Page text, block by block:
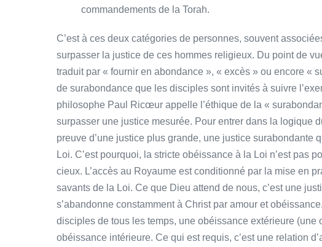
commandements de la Torah.
C’est à ces deux catégories de personnes, souvent
surpasser la justice de ces hommes religieux. Du point de
traduit par « fournir en abondance », « excès » ou encore «
de surabondance que les disciples sont invités à suivre
philosophe Paul Ricœur appelle l’éthique de la «
surpasser une justice mesurée. Pour entrer dans la logique
preuve d’une justice plus grande, une justice surabondante
Loi. C’est pourquoi, la stricte obéissance à la Loi n’est pas
cieux. L’accès au Royaume est conditionné par la mise en
savants de la Loi. Ce que Dieu attend de nous, c’est une
s’abandonne constamment à Christ par amour et
disciples de tous les temps, une obéissance extérieure (une
obéissance intérieure. Ce qui est requis, c’est une relation